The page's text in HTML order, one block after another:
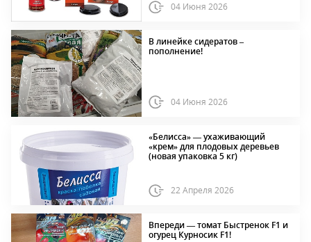
04 Июня 2026
В линейке сидератов –
пополнение!
04 Июня 2026
«Белисса» — ухаживающий
«крем» для плодовых деревьев
(новая упаковка 5 кг)
22 Апреля 2026
Впереди — томат Быстренок F1 и
огурец Курносик F1!